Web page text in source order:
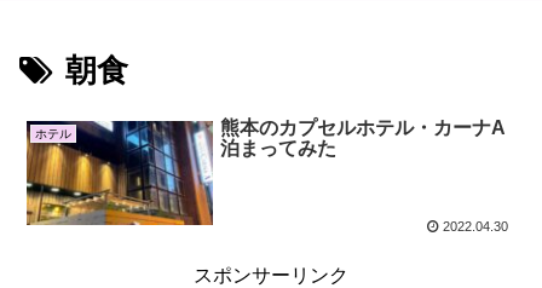
朝食
ホテル
熊本のカプセルホテル・カーナA
泊まってみた
2022.04.30
スポンサーリンク